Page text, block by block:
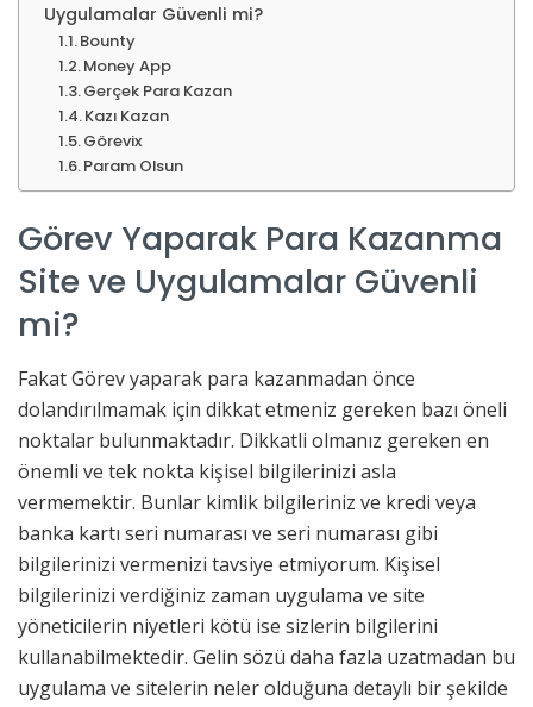
Uygulamalar Güvenli mi?
Bounty
Money App
Gerçek Para Kazan
Kazı Kazan
Görevix
Param Olsun
Görev Yaparak Para Kazanma
Site ve Uygulamalar Güvenli
mi?
Fakat Görev yaparak para kazanmadan önce
dolandırılmamak için dikkat etmeniz gereken bazı öneli
noktalar bulunmaktadır. Dikkatli olmanız gereken en
önemli ve tek nokta kişisel bilgilerinizi asla
vermemektir. Bunlar kimlik bilgileriniz ve kredi veya
banka kartı seri numarası ve seri numarası gibi
bilgilerinizi vermenizi tavsiye etmiyorum. Kişisel
bilgilerinizi verdiğiniz zaman uygulama ve site
yöneticilerin niyetleri kötü ise sizlerin bilgilerini
kullanabilmektedir. Gelin sözü daha fazla uzatmadan bu
uygulama ve sitelerin neler olduğuna detaylı bir şekilde